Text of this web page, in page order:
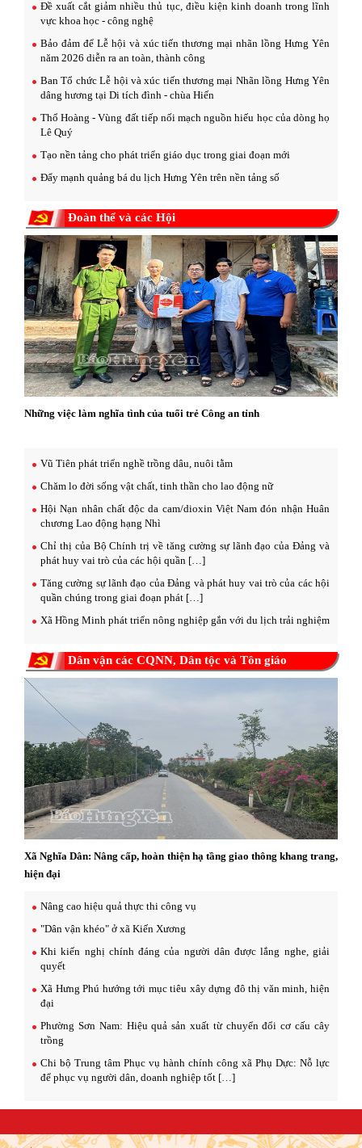
Đề xuất cắt giảm nhiều thủ tục, điều kiện kinh doanh trong lĩnh
vực khoa học - công nghệ
Bảo đảm để Lễ hội và xúc tiến thương mại nhãn lồng Hưng Yên
năm 2026 diễn ra an toàn, thành công
Ban Tổ chức Lễ hội và xúc tiến thương mại Nhãn lồng Hưng Yên
dâng hương tại Di tích đình - chùa Hiến
Thổ Hoàng - Vùng đất tiếp nối mạch nguồn hiếu học của dòng họ
Lê Quý
Tạo nền tảng cho phát triển giáo dục trong giai đoạn mới
Đẩy mạnh quảng bá du lịch Hưng Yên trên nền tảng số
Đoàn thể và các Hội
Những việc làm nghĩa tình của tuổi trẻ Công an tỉnh
Vũ Tiên phát triển nghề trồng dâu, nuôi tằm
Chăm lo đời sống vật chất, tinh thần cho lao động nữ
Hội Nạn nhân chất độc da cam/dioxin Việt Nam đón nhận Huân
chương Lao động hạng Nhì
Chỉ thị của Bộ Chính trị về tăng cường sự lãnh đạo của Đảng và
phát huy vai trò của các hội quần […]
Tăng cường sự lãnh đạo của Đảng và phát huy vai trò của các hội
quần chúng trong giai đoạn phát […]
Xã Hồng Minh phát triển nông nghiệp gắn với du lịch trải nghiệm
Dân vận các CQNN, Dân tộc và Tôn giáo
Xã Nghĩa Dân: Nâng cấp, hoàn thiện hạ tầng giao thông khang trang,
hiện đại
Nâng cao hiệu quả thực thi công vụ
"Dân vận khéo" ở xã Kiến Xương
Khi kiến nghị chính đáng của người dân được lắng nghe, giải
quyết
Xã Hưng Phú hướng tới mục tiêu xây dựng đô thị văn minh, hiện
đại
Phường Sơn Nam: Hiệu quả sản xuất từ chuyển đổi cơ cấu cây
trồng
Chi bộ Trung tâm Phục vụ hành chính công xã Phụ Dực: Nỗ lực
để phục vụ người dân, doanh nghiệp tốt […]